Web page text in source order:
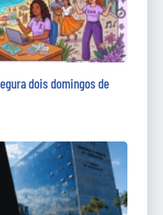
dois domingos de